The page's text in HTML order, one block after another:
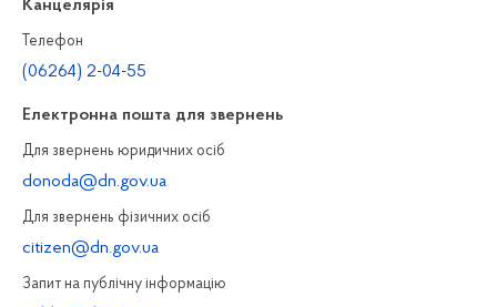
Канцелярiя
Телефон
(06264) 2-04-55
Електронна пошта для звернень
Для звернень юридичних осiб
donoda@dn.gov.ua
Для звернень фізичних осiб
citizen@dn.gov.ua
Запит на публiчну інформацiю